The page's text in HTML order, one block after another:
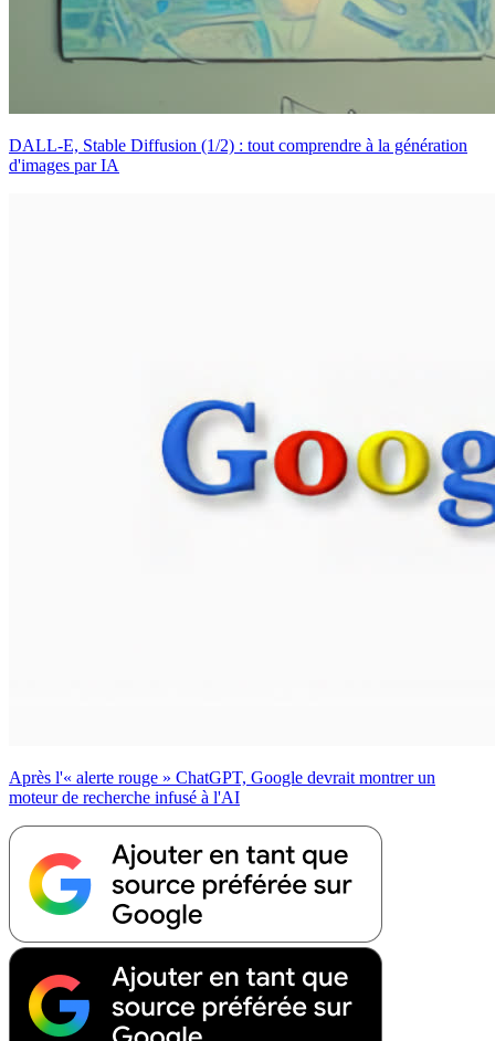
DALL-E, Stable Diffusion (1/2) : tout comprendre à la génération
d'images par IA
Après l'« alerte rouge » ChatGPT, Google devrait montrer un
moteur de recherche infusé à l'AI